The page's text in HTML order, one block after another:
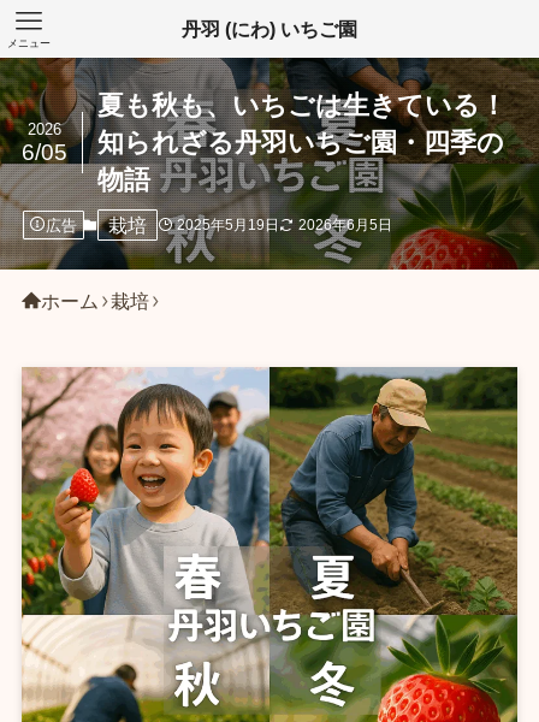
丹羽 (にわ) いちご園
メニュー
夏も秋も、いちごは生きている！
知られざる丹羽いちご園・四季の
物語
2026
6/05
広告 栽培 2025年5月19日 2026年6月5日
ホーム 栽培